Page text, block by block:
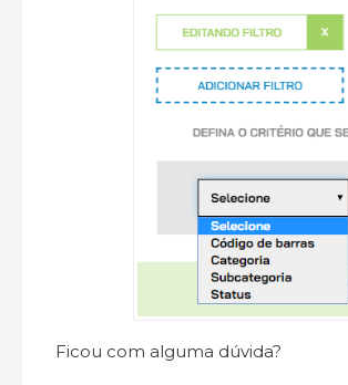
Ficou com alguma dúvida?